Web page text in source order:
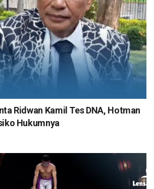
Ridwan Kamil Tes DNA, Hotman
Hukumnya